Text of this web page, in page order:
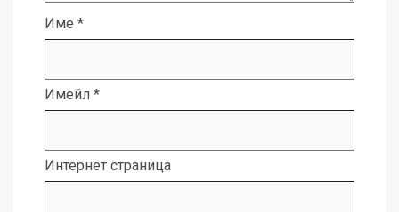
Име *
Имейл *
Интернет страница